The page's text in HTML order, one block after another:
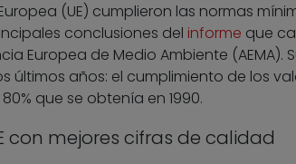
(UE) cumplieron las normas
conclusiones del informe que
Europea de Medio Ambiente (AEMA).
últimos años: el cumplimiento de los
que se obtenía en 1990.
con mejores cifras de calidad